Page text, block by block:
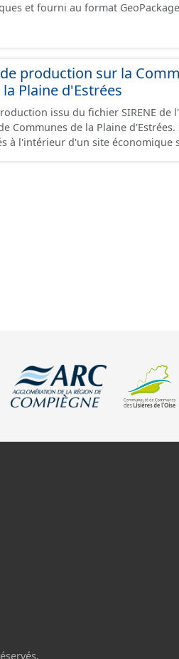
et fourni au format
production sur la
Plaine d'Estrées
issu du fichier SIRENE
de la Plaine d'Estrées. Seuls les
à l'intérieur d'un site économique